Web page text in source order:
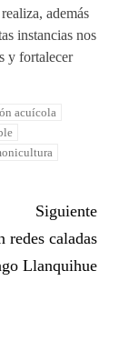
además
instancias nos
y fortalecer
acuícola
Siguiente
redes caladas
Llanquihue